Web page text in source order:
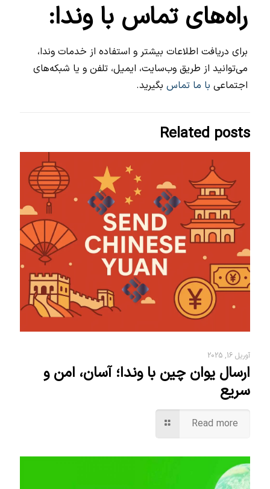
راه‌های تماس با وندا:
برای دریافت اطلاعات بیشتر و استفاده از خدمات وندا،
می‌توانید از طریق وب‌سایت، ایمیل، تلفن و یا شبکه‌های
اجتماعی با ما تماسبگیرید.
Related posts
آوریل 16, 2025
ارسال یوان چین با وندا؛ آسان، امن و
سریع
Read more